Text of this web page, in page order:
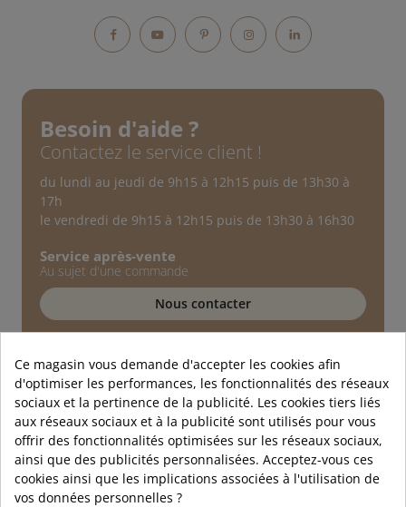
FacebookYouTubePinterestInstagramLinkedIn
Besoin d'aide ?
Contactez le service client !
du lundi au jeudi de 9h15 à 12h15 puis de 13h30 à
17h
le vendredi de 9h15 à 12h15 puis de 13h30 à 16h30
Service après-vente
Au sujet d'une commande
Nous contacter
Conseils d'experts
01 89 72 40 90
Ce magasin vous demande d'accepter les cookies afin
d'optimiser les performances, les fonctionnalités des réseaux
sociaux et la pertinence de la publicité. Les cookies tiers liés
aux réseaux sociaux et à la publicité sont utilisés pour vous
offrir des fonctionnalités optimisées sur les réseaux sociaux,
ainsi que des publicités personnalisées. Acceptez-vous ces
cookies ainsi que les implications associées à l'utilisation de
vos données personnelles ?